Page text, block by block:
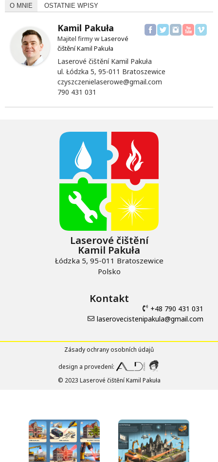
O MNIE OSTATNIE WPISY
Kamil Pakuła
Majitel firmy w Laserové
čištění Kamil Pakuła
Laserové čištění Kamil Pakuła
ul. Łódzka 5, 95-011 Bratoszewice
czyszczenielaserowe@gmail.com
790 431 031
Laserové čištění
Kamil Pakuła
Łódzka 5, 95-011 Bratoszewice
Polsko
Kontakt
+48 790 431 031
laserovecistenipakula@gmail.com
© 2023 Laserové čištění Kamil Pakuła
Zásady ochrany osobních údajů
design a provedení: